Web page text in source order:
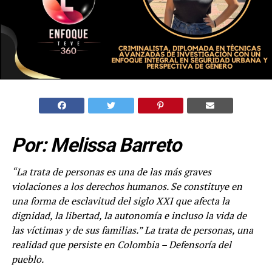
Por: Melissa Barreto
“La trata de personas es una de las más graves
violaciones a los derechos humanos. Se constituye en
una forma de esclavitud del siglo XXI que afecta la
dignidad, la libertad, la autonomía e incluso la vida de
las víctimas y de sus familias.” La trata de personas, una
realidad que persiste en Colombia– Defensoría del
pueblo.